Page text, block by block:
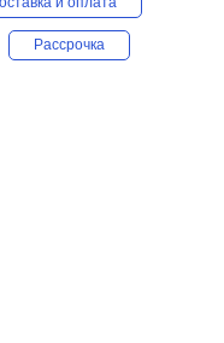
Рассрочка